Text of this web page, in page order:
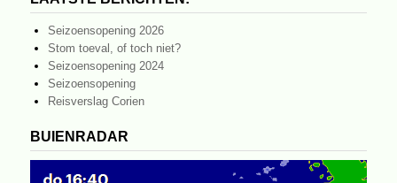
Seizoensopening 2026
Stom toeval, of toch niet?
Seizoensopening 2024
Seizoensopening
Reisverslag Corien
BUIENRADAR